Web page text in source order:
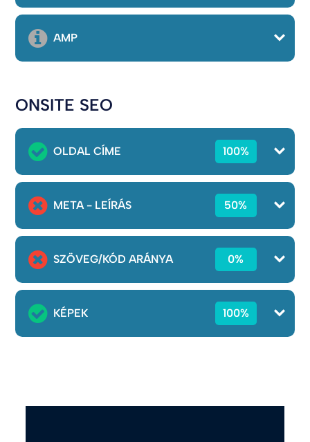
AMP
ONSITE SEO
OLDAL CÍME 100%
META - LEÍRÁS 50%
SZÖVEG/KÓD ARÁNYA 0%
KÉPEK 100%